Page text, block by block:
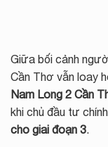
Giữa bối cảnh
Cần Thơ vẫn loay
Nam Long 2 Cần
khi chủ đầu tư
cho giai đoạn 3